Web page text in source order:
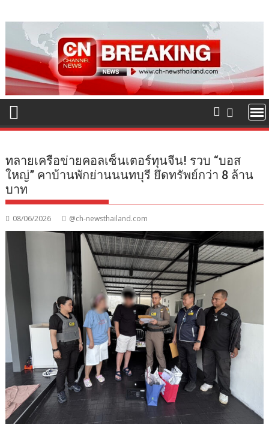
to
content
ทลายเครือข่ายคอลเซ็นเตอร์ทุนจีน! รวบ “บอส
ใหญ่” คาบ้านพักย่านนนทบุรี ยึดทรัพย์กว่า 8 ล้าน
บาท
08/06/2026 @ch-newsthailand.com